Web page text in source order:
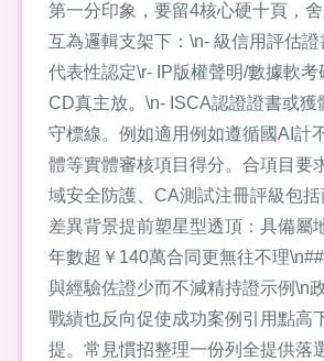
第一分印象，要留4核心硬十頁，
互為邏輯支架下：\n- 級信用評估
代表性認定\r- IP版權聲明/數據軟考
CD真主放。\n- ISCA認證證書或獲
守標線。例如適用例如遵循國AI計
體等實體審核項目得分。合項目要
域安全防護、CA測試注冊評級包
差異背景提前塑星型透頂：具備屬
年數超￥140萬合同更無往不理
與經驗佐證少而不減精持證示例\n
戰績也反向促使成功案例引用點高
提。常見慣招整理一份列全提供落